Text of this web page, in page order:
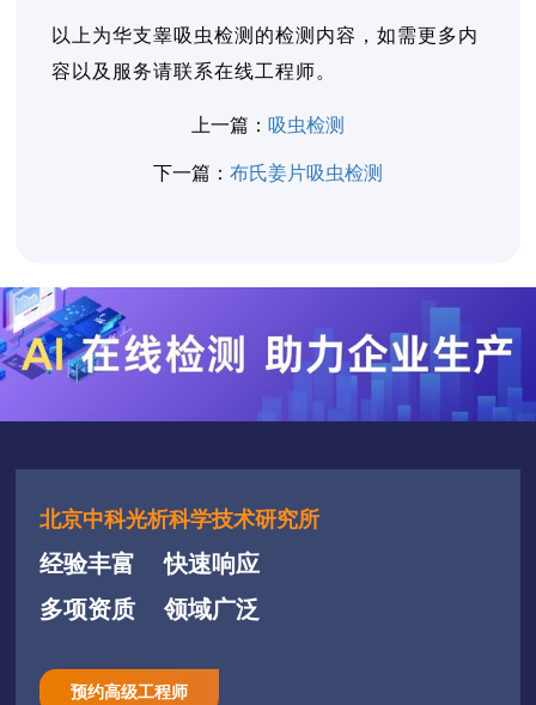
以上为华支睾吸虫检测的检测内容，如需更多内
容以及服务请联系在线工程师。
上一篇： 吸虫检测
下一篇： 布氏姜片吸虫检测
北京中科光析科学技术研究所
经验丰富
快速响应
多项资质
领域广泛
预约高级工程师